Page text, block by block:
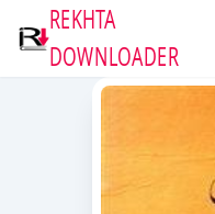
REKHTA
DOWNLOADER